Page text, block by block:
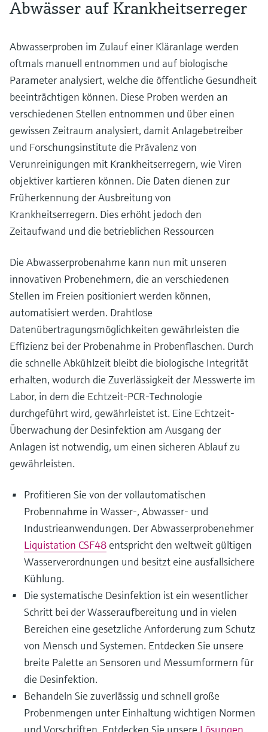
Abwässer auf Krankheitserreger
Abwasserproben im Zulauf einer Kläranlage werden
oftmals manuell entnommen und auf biologische
Parameter analysiert, welche die öffentliche Gesundheit
beeinträchtigen können. Diese Proben werden an
verschiedenen Stellen entnommen und über einen
gewissen Zeitraum analysiert, damit Anlagebetreiber
und Forschungsinstitute die Prävalenz von
Verunreinigungen mit Krankheitserregern, wie Viren
objektiver kartieren können. Die Daten dienen zur
Früherkennung der Ausbreitung von
Krankheitserregern. Dies erhöht jedoch den
Zeitaufwand und die betrieblichen Ressourcen
Die Abwasserprobenahme kann nun mit unseren
innovativen Probenehmern, die an verschiedenen
Stellen im Freien positioniert werden können,
automatisiert werden. Drahtlose
Datenübertragungsmöglichkeiten gewährleisten die
Effizienz bei der Probenahme in Probenflaschen. Durch
die schnelle Abkühlzeit bleibt die biologische Integrität
erhalten, wodurch die Zuverlässigkeit der Messwerte im
Labor, in dem die Echtzeit-PCR-Technologie
durchgeführt wird, gewährleistet ist. Eine Echtzeit-
Überwachung der Desinfektion am Ausgang der
Anlagen ist notwendig, um einen sicheren Ablauf zu
gewährleisten.
Profitieren Sie von der vollautomatischen
Probennahme in Wasser-, Abwasser- und
Industrieanwendungen. Der Abwasserprobenehmer
Liquistation CSF48 entspricht den weltweit gültigen
Wasserverordnungen und besitzt eine ausfallsichere
Kühlung.
Die systematische Desinfektion ist ein wesentlicher
Schritt bei der Wasseraufbereitung und in vielen
Bereichen eine gesetzliche Anforderung zum Schutz
von Mensch und Systemen. Entdecken Sie unsere
breite Palette an Sensoren und Messumformern für
die Desinfektion.
Behandeln Sie zuverlässig und schnell große
Probenmengen unter Einhaltung wichtigen Normen
und Vorschriften. Entdecken Sie unsere Lösungen